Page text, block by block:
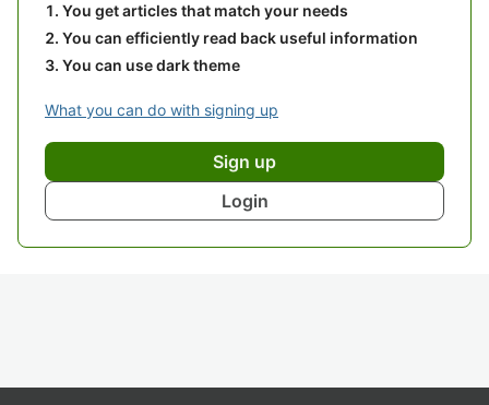
You get articles that match your needs
You can efficiently read back useful information
You can use dark theme
What you can do with signing up
Sign up
Login